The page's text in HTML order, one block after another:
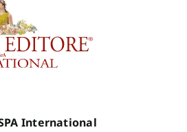
International